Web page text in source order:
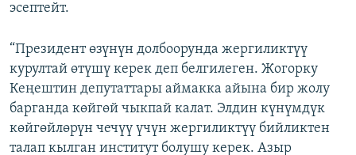
эсептейт.
“Президент өзүнүн долбоорунда жергиликтүү
курултай өтүшү керек деп белгилеген. Жогорку
Кеңештин депутаттары аймакка айына бир жолу
барганда көйгөй чыкпай калат. Элдин күнүмдүк
көйгөйлөрүн чечүү үчүн жергиликтүү бийликтен
талап кылган институт болушу керек. Азыр